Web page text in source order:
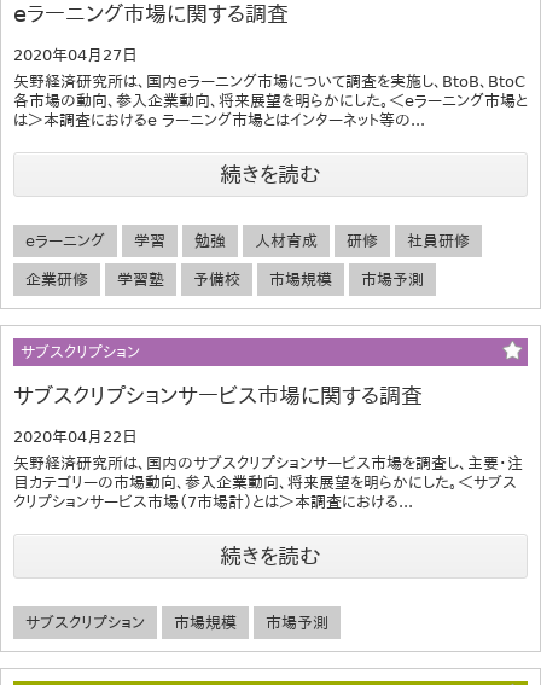
eラーニング市場に関する調査
2020年04月27日
矢野経済研究所は、国内eラーニング市場について調査を実施し、BtoB、BtoC
各市場の動向、参入企業動向、将来展望を明らかにした。＜eラーニング市場と
は＞本調査におけるe ラーニング市場とはインターネット等の...
続きを読む
eラーニング 学習 勉強 人材育成 研修 社員研修
企業研修 学習塾 予備校 市場規模 市場予測
サブスクリプション
サブスクリプションサービス市場に関する調査
2020年04月22日
矢野経済研究所は、国内のサブスクリプションサービス市場を調査し、主要・注
目カテゴリーの市場動向、参入企業動向、将来展望を明らかにした。＜サブス
クリプションサービス市場（7市場計）とは＞本調査における...
続きを読む
サブスクリプション 市場規模 市場予測